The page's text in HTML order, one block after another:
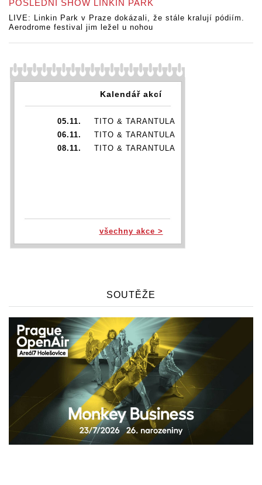
POSLEDNÍ SHOW LINKIN PARK
LIVE: Linkin Park v Praze dokázali, že stále kralují pódiím.
Aerodrome festival jim ležel u nohou
Kalendář akcí
05.11.
TITO & TARANTULA
06.11.
TITO & TARANTULA
08.11.
TITO & TARANTULA
všechny akce >
SOUTĚŽE